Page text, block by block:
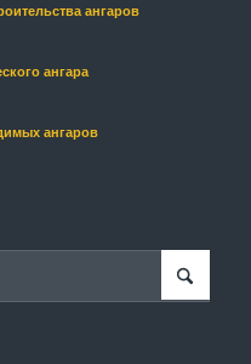
ангаров
ангара
ангаров